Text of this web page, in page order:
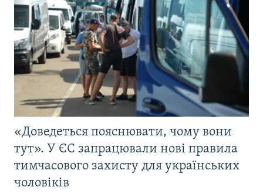
«Доведеться пояснювати, чому вони
тут». У ЄС запрацювали нові правила
тимчасового захисту для українських
чоловіків